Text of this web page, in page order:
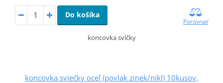
Do košíka
Porovnať
koncovka svíčky
koncovka sviečky oceľ (povlak zinek/nikl) 10kusov,